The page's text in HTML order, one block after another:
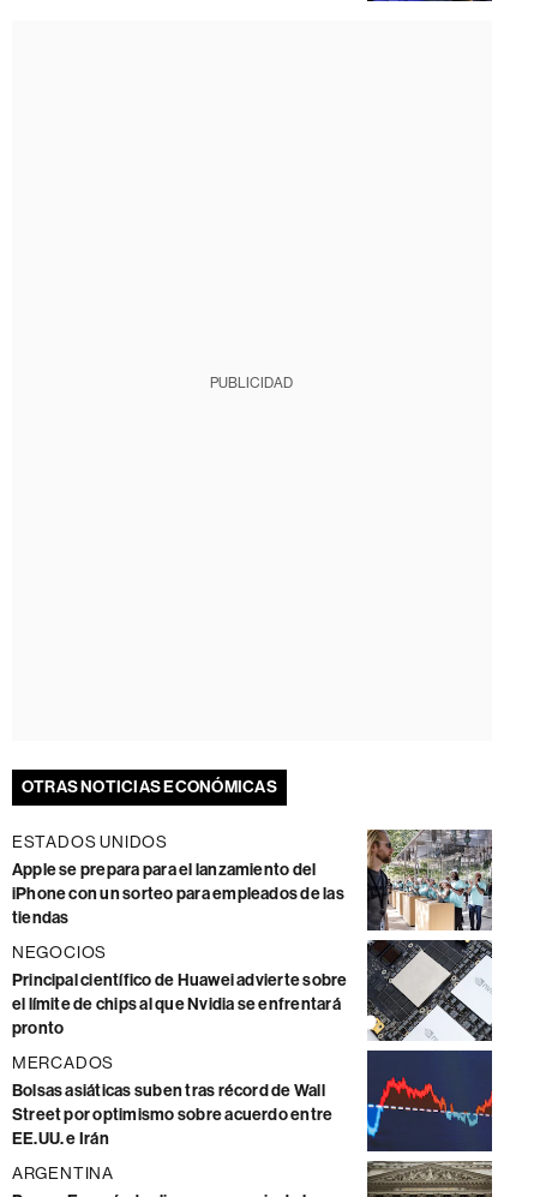
PUBLICIDAD
OTRAS NOTICIAS ECONÓMICAS
ESTADOS UNIDOS
Apple se prepara para el lanzamiento del
iPhone con un sorteo para empleados de las
tiendas
NEGOCIOS
Principal científico de Huawei advierte sobre
el límite de chips al que Nvidia se enfrentará
pronto
MERCADOS
Bolsas asiáticas suben tras récord de Wall
Street por optimismo sobre acuerdo entre
EE.UU. e Irán
ARGENTINA